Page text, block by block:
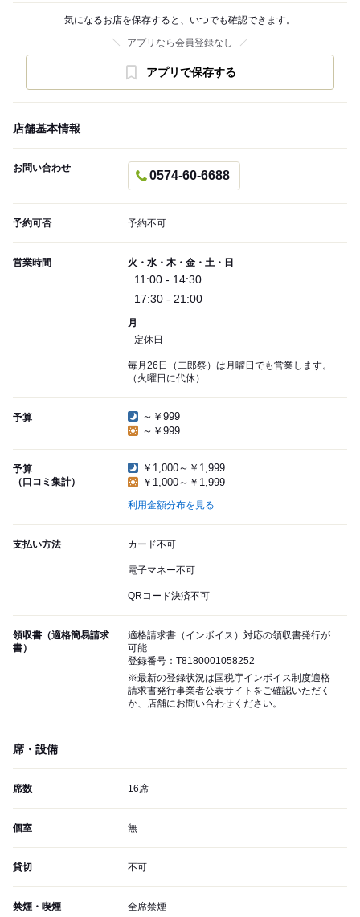
気になるお店を保存すると、いつでも確認できます。
アプリなら会員登録なし
アプリで保存する
店舗基本情報
お問い合わせ
0574-60-6688
予約可否 予約不可
営業時間 火・水・木・金・土・日
11:00 - 14:30
17:30 - 21:00
月
定休日
毎月26日（二郎祭）は月曜日でも営業します。
（火曜日に代休）
予算
～￥999
～￥999
予算
（口コミ集計）
￥1,000～￥1,999
￥1,000～￥1,999
利用金額分布を見る
支払い方法 カード不可
電子マネー不可
QRコード決済不可
領収書（適格簡易請求
書）
適格請求書（インボイス）対応の領収書発行が
可能
登録番号：T8180001058252
※最新の登録状況は国税庁インボイス制度適格
請求書発行事業者公表サイトをご確認いただく
か、店舗にお問い合わせください。
席・設備
席数 16席
個室 無
貸切 不可
禁煙・喫煙 全席禁煙